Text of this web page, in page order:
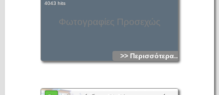
Φωτογραφίες Προσεχώς
4043 hits
>> Περισσότερα...